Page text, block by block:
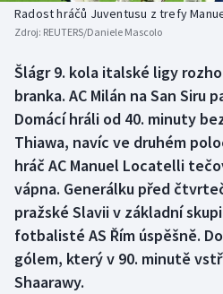
Boby a skeleton
Box
Curling
Dostihy
Florbal
Futsal
Golf
AZ kvíz
Radost hráčů Juventusu z trefy
Zdroj: REUTERS/Daniele Mascolo
Šlágr 9. kola italské ligy
branka. AC Milán na San Siru
Domácí hráli od 40. minuty
Thiawa, navíc ve druhém
hráč AC Manuel Locatelli
vápna. Generálku před
pražské Slavii v základní
fotbalisté AS Řím úspěšně.
gólem, který v 90. minutě
Shaarawy.